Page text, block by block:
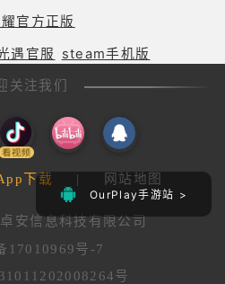
OurPlay手游站 >
官方正版
遇官服
steam手机版
关注我们
下载 | 网站地图
安信息科技有限公司
17010969号-7
号